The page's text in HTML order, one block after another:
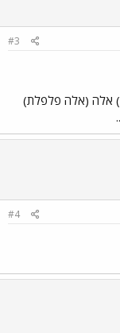
#3
למה??? אני (סוסה פראית) ורד (VeReD1) אלה (אלה פלפלת)
#4